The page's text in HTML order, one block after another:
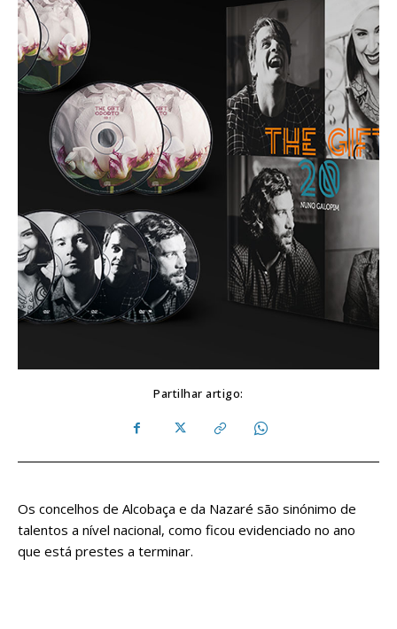
Partilhar artigo:
Os concelhos de Alcobaça e da Nazaré são sinónimo de
talentos a nível nacional, como ficou evidenciado no ano
que está prestes a terminar.